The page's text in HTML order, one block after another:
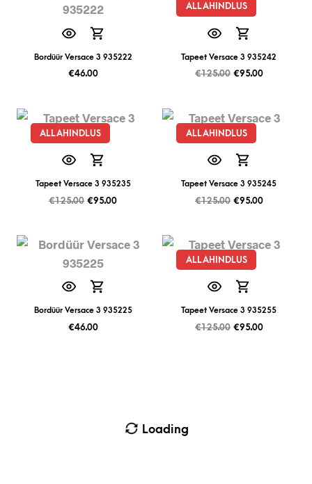
Bordüür Versace 3 935222
€46.00
ALLAHINDLUS
Tapeet Versace 3 935242
€125.00 €95.00
ALLAHINDLUS
Tapeet Versace 3 935235
€125.00 €95.00
ALLAHINDLUS
Tapeet Versace 3 935245
€125.00 €95.00
Bordüür Versace 3 935225
€46.00
ALLAHINDLUS
Tapeet Versace 3 935255
€125.00 €95.00
Loading